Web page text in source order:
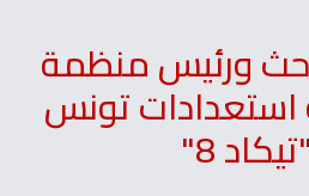
ورئيس منظمة
استعدادات تونس
8"